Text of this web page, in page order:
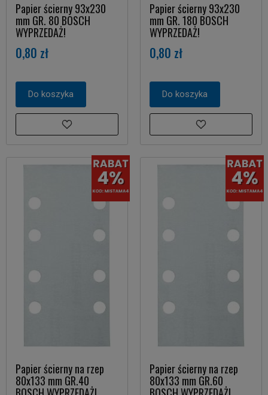
Papier ścierny 93x230
mm GR. 80 BOSCH
WYPRZEDAŻ!
0,80 zł
Do koszyka
Papier ścierny 93x230
mm GR. 180 BOSCH
WYPRZEDAŻ!
0,80 zł
Do koszyka
Papier ścierny na rzep
80x133 mm GR.40
Papier ścierny na rzep
80x133 mm GR.60